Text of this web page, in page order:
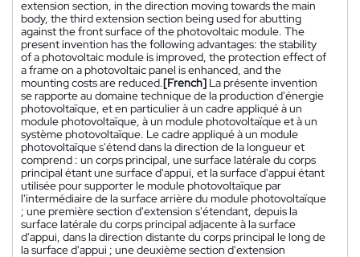
extension section, in the direction moving towards the main
body, the third extension section being used for abutting
against the front surface of the photovoltaic module. The
present invention has the following advantages: the stability
of a photovoltaic module is improved, the protection effect of
a frame on a photovoltaic panel is enhanced, and the
mounting costs are reduced.[French] La présente invention
se rapporte au domaine technique de la production d'énergie
photovoltaïque, et en particulier à un cadre appliqué à un
module photovoltaïque, à un module photovoltaïque et à un
système photovoltaïque. Le cadre appliqué à un module
photovoltaïque s'étend dans la direction de la longueur et
comprend : un corps principal, une surface latérale du corps
principal étant une surface d'appui, et la surface d'appui étant
utilisée pour supporter le module photovoltaïque par
l'intermédiaire de la surface arrière du module photovoltaïque
; une première section d'extension s'étendant, depuis la
surface latérale du corps principal adjacente à la surface
d'appui, dans la direction distante du corps principal le long de
la surface d'appui ; une deuxième section d'extension